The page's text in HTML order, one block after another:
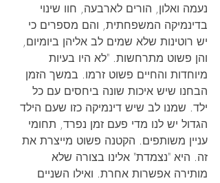
נעמה ואלון, הורים לארבעה, חוו שינוי
בדינמיקה המשפחתית, והם מספרים כי
יש רוטינות שלא שמים לב אליהן ביומיום,
והן פשוט מתרחשות. "לא היו בעיות
מיוחדות והחיים פשוט זרמו. במשך הזמן
הבחנו שיש איכות שונה ביחסים עם כל
ילד. שמנו לב שיש דינמיקה כזו שעם הילד
הגדול יש לנו מדי פעם זמן נפרד, תחומי
עניין משותפים. הקטנה פשוט מייצרת את
זה. היא "נצמדת" אלינו בצורה שלא
מותירה אפשרות אחרת. ואילו השניים